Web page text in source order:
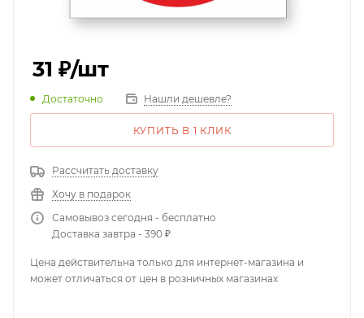
31 ₽/шт
Достаточно Нашли дешевле?
КУПИТЬ В 1 КЛИК
Рассчитать доставку
Хочу в подарок
Самовывоз сегодня - бесплатно
Доставка завтра - 390 ₽
Цена действительна только для интернет-магазина и
может отличаться от цен в розничных магазинах